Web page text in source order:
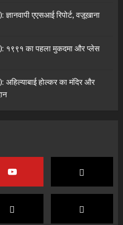
एएसआई रिपोर्ट, वज़ूखाना
१९९१ का पहला मुकदमा और प्लेस
अहिल्याबाई होल्कर का मंदिर और